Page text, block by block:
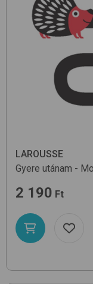
LAROUSSE
Gyere utánam -
2 190 Ft